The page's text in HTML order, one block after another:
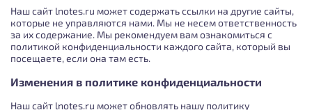
Наш сайт lnotes.ru может содержать ссылки на другие сайты,
которые не управляются нами. Мы не несем ответственность
за их содержание. Мы рекомендуем вам ознакомиться с
политикой конфиденциальности каждого сайта, который вы
посещаете, если она там есть.
Изменения в политике конфиденциальности
Наш сайт lnotes.ru может обновлять нашу политику